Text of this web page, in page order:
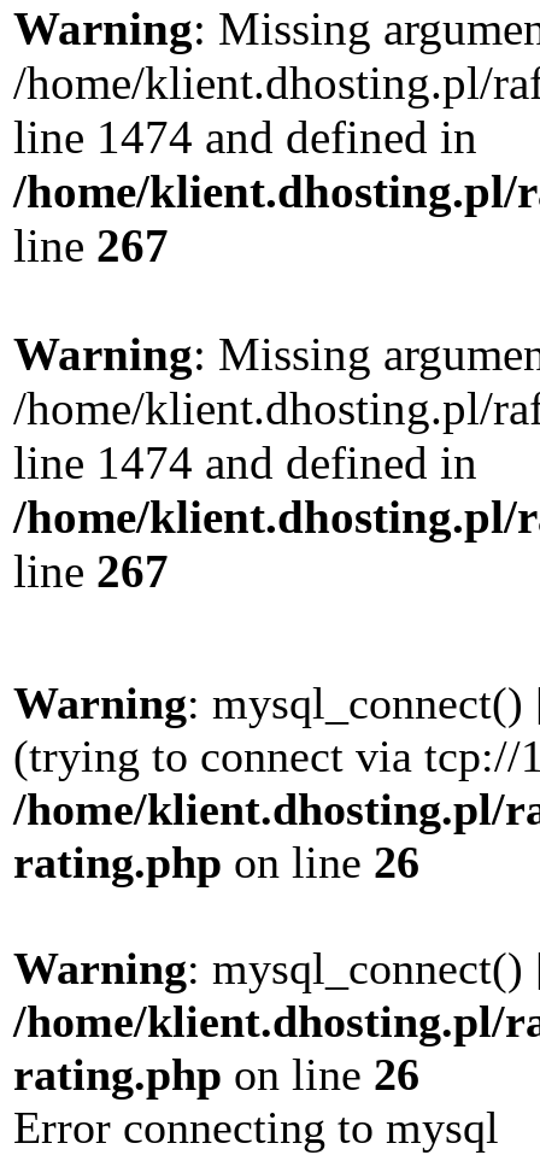
Warning: Missing
/home/klient.dhosting.pl/
line 1474 and defined in
/home/klient.dhosting.pl/
line 267
Warning: Missing
/home/klient.dhosting.pl/
line 1474 and defined in
/home/klient.dhosting.pl/
line 267
Warning: mysql_connect()
(trying to connect via
/home/klient.dhosting.pl/
rating.php on line 26
Warning: mysql_connect()
/home/klient.dhosting.pl/
rating.php on line 26
Error connecting to mysql